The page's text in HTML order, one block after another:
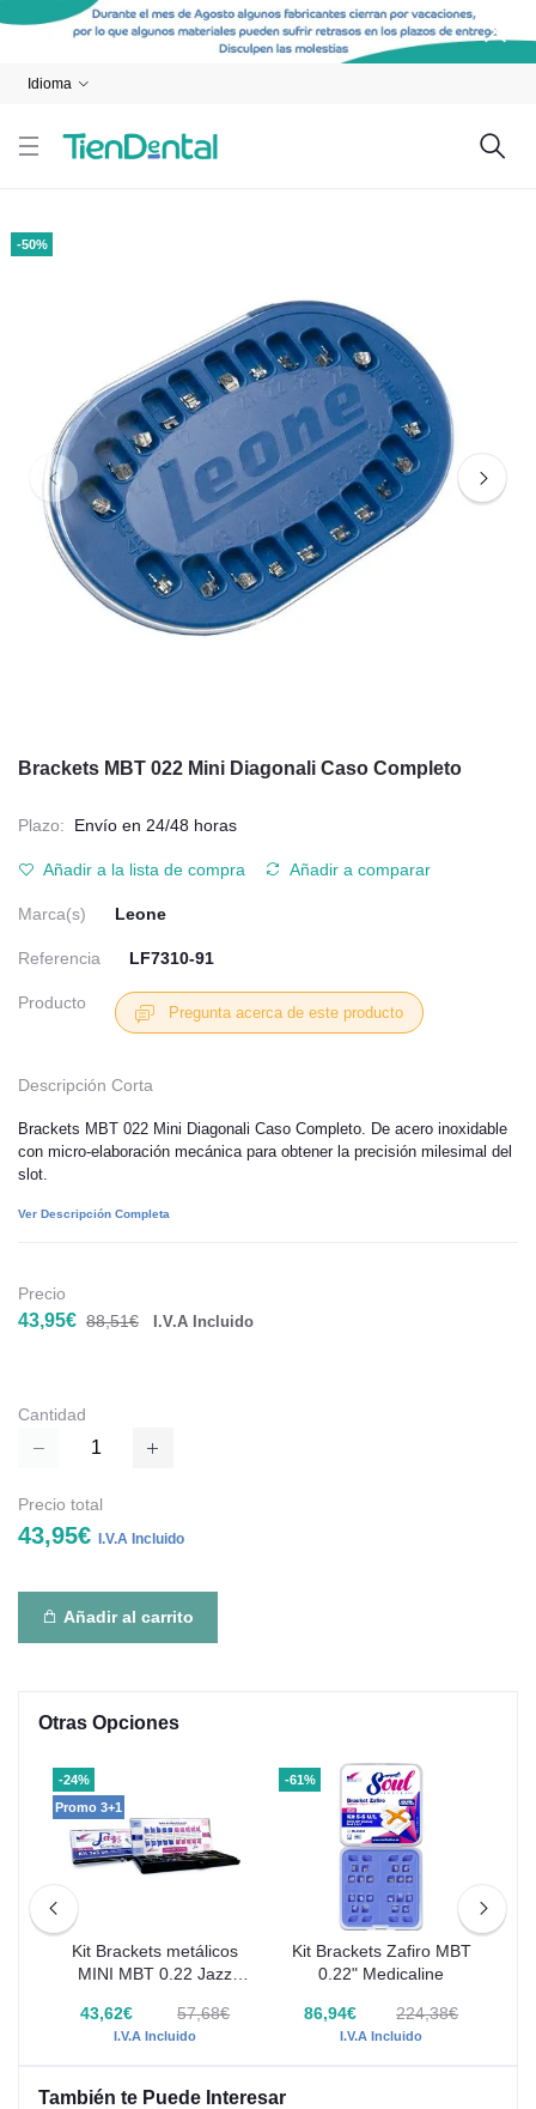
Idioma
-50%
Brackets MBT 022 Mini Diagonali Caso Completo
Plazo: Envío en 24/48 horas
Añadir a la lista de compra Añadir a comparar
Marca(s) Leone
Referencia LF7310-91
Producto
Pregunta acerca de este producto
Descripción Corta
Brackets MBT 022 Mini Diagonali Caso Completo. De acero inoxidable
con micro-elaboración mecánica para obtener la precisión milesimal del
slot.
Ver Descripción Completa
Precio
43,95€ 88,51€ I.V.A Incluido
Cantidad
Precio total
43,95€ I.V.A Incluido
Añadir al carrito
Otras Opciones
-24%
Promo 3+1
Kit Brackets metálicos
MINI MBT 0.22 Jazz
43,62€
57,68€
I.V.A Incluido
-61%
Kit Brackets Zafiro MBT
0.22" Medicaline
86,94€ 224,38€
I.V.A Incluido
También te Puede Interesar